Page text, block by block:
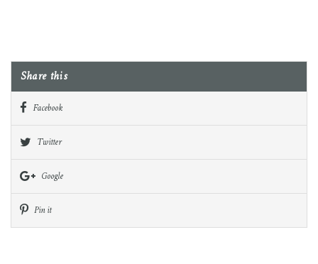
Share this
Facebook
Twitter
Google
Pin it